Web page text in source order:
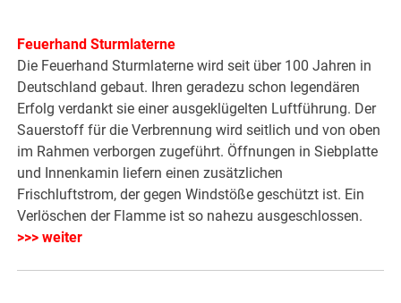
Feuerhand Sturmlaterne
Die Feuerhand Sturmlaterne wird seit über 100 Jahren in
Deutschland gebaut. Ihren geradezu schon legendären
Erfolg verdankt sie einer ausgeklügelten Luftführung. Der
Sauerstoff für die Verbrennung wird seitlich und von oben
im Rahmen verborgen zugeführt. Öffnungen in Siebplatte
und Innenkamin liefern einen zusätzlichen
Frischluftstrom, der gegen Windstöße geschützt ist. Ein
Verlöschen der Flamme ist so nahezu ausgeschlossen.
>>> weiter